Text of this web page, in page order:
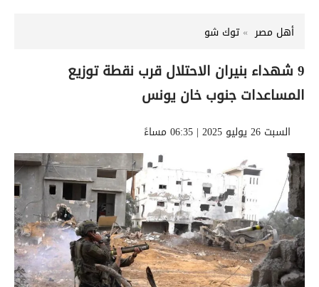
أهل مصر توك شو
9 شهداء بنيران الاحتلال قرب نقطة توزيع
المساعدات جنوب خان يونس
السبت 26 يوليو 2025 | 06:35 مساءً